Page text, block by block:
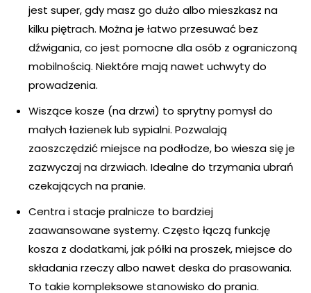
jest super, gdy masz go dużo albo mieszkasz na
kilku piętrach. Można je łatwo przesuwać bez
dźwigania, co jest pomocne dla osób z ograniczoną
mobilnością. Niektóre mają nawet uchwyty do
prowadzenia.
Wiszące kosze (na drzwi) to sprytny pomysł do
małych łazienek lub sypialni. Pozwalają
zaoszczędzić miejsce na podłodze, bo wiesza się je
zazwyczaj na drzwiach. Idealne do trzymania ubrań
czekających na pranie.
Centra i stacje pralnicze to bardziej
zaawansowane systemy. Często łączą funkcję
kosza z dodatkami, jak półki na proszek, miejsce do
składania rzeczy albo nawet deska do prasowania.
To takie kompleksowe stanowisko do prania.